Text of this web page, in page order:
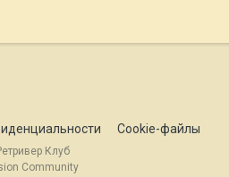
Cookie-файлы
Клуб
Community